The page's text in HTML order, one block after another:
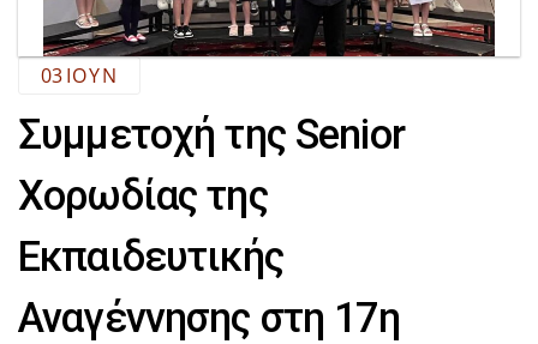
03ΙΟΎΝ
Συμμετοχή της Senior
Χορωδίας της
Εκπαιδευτικής
Αναγέννησης στη 17η